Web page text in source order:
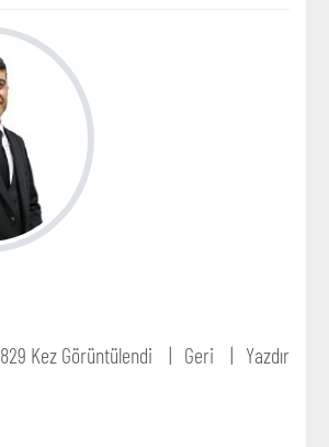
829 Kez Görüntülendi Geri Yazdır